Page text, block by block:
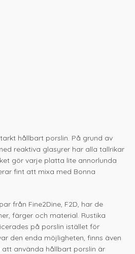
hållbart porslin. På grund av
reaktiva glasyrer har alla tallrikar
gör varje platta lite annorlunda
fint att mixa med Bonna
från Fine2Dine, F2D, har de
färger och material. Rustika
på porslin istället för
den enda möjligheten, finns även
att använda hållbart porslin är